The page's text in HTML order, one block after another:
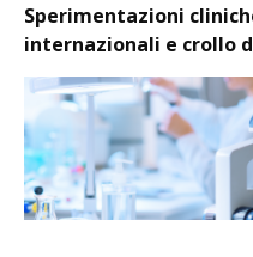
Sperimentazioni
internazionali e crollo